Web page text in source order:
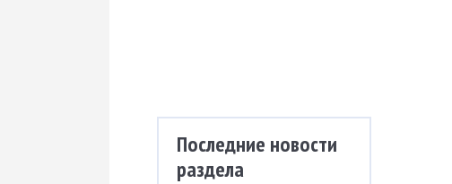
Последние новости
раздела